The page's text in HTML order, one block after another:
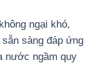
ngại khó,
sàng đáp ứng
nước ngầm quy